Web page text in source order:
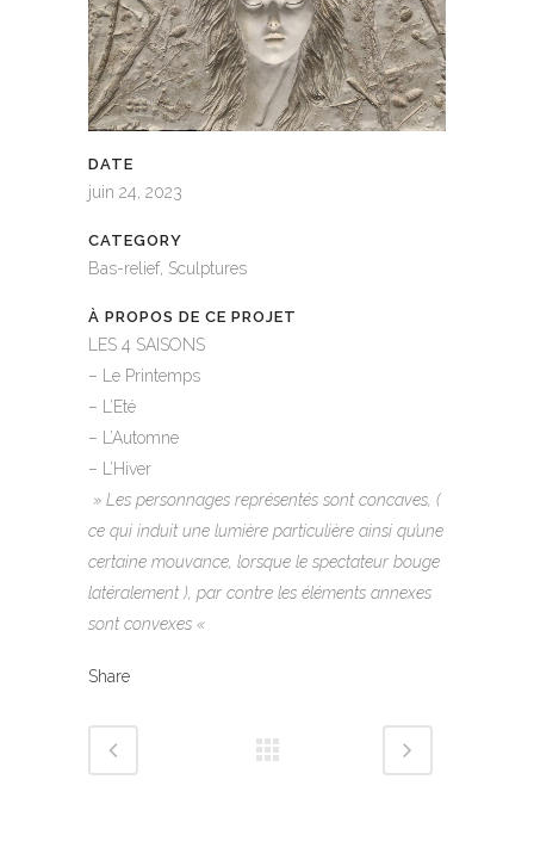
DATE
juin 24, 2023
CATEGORY
Bas-relief, Sculptures
À PROPOS DE CE PROJET
LES 4 SAISONS
– Le Printemps
– L’Eté
– L’Automne
– L’Hiver
» Les personnages représentés sont concaves, (
ce qui induit une lumière particulière ainsi qu’une
certaine mouvance, lorsque le spectateur bouge
latéralement ), par contre les éléments annexes
sont convexes «
Share